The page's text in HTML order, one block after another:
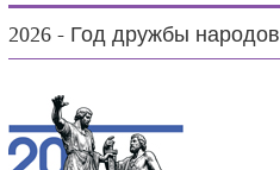
2026 - Год дружбы народов